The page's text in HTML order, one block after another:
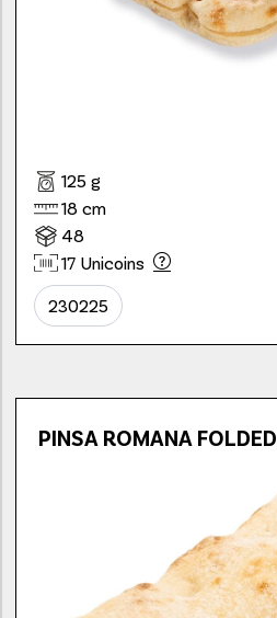
125 g
18 cm
48
17 Unicoins
230225
PINSA ROMANA FOLDED